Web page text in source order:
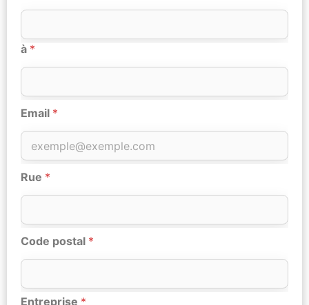
à *
Email *
Rue *
Code postal *
Entreprise *